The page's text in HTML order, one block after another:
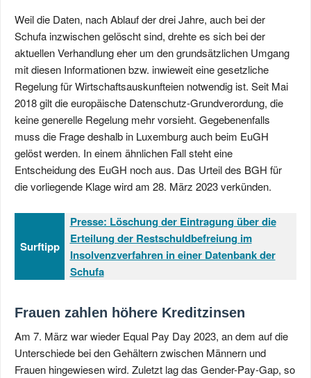
Weil die Daten, nach Ablauf der drei Jahre, auch bei der
Schufa inzwischen gelöscht sind, drehte es sich bei der
aktuellen Verhandlung eher um den grundsätzlichen Umgang
mit diesen Informationen bzw. inwieweit eine gesetzliche
Regelung für Wirtschaftsauskunfteien notwendig ist. Seit Mai
2018 gilt die europäische Datenschutz-Grundverordung, die
keine generelle Regelung mehr vorsieht. Gegebenenfalls
muss die Frage deshalb in Luxemburg auch beim EuGH
gelöst werden. In einem ähnlichen Fall steht eine
Entscheidung des EuGH noch aus. Das Urteil des BGH für
die vorliegende Klage wird am 28. März 2023 verkünden.
Surftipp
Presse: Löschung der Eintragung über die
Erteilung der Restschuldbefreiung im
Insolvenzverfahren in einer Datenbank der
Schufa
Frauen zahlen höhere Kreditzinsen
Am 7. März war wieder Equal Pay Day 2023, an dem auf die
Unterschiede bei den Gehältern zwischen Männern und
Frauen hingewiesen wird. Zuletzt lag das Gender-Pay-Gap, so